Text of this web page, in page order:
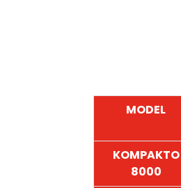
MODEL
KOMPAKTO
8000